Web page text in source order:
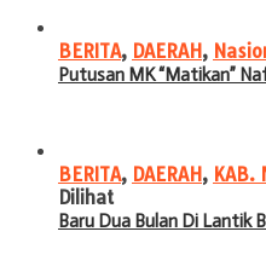
BERITA, DAERAH,
Putusan MK “Matikan”
BERITA, DAERAH, KAB.
Dilihat
Baru Dua Bulan Di Lantik